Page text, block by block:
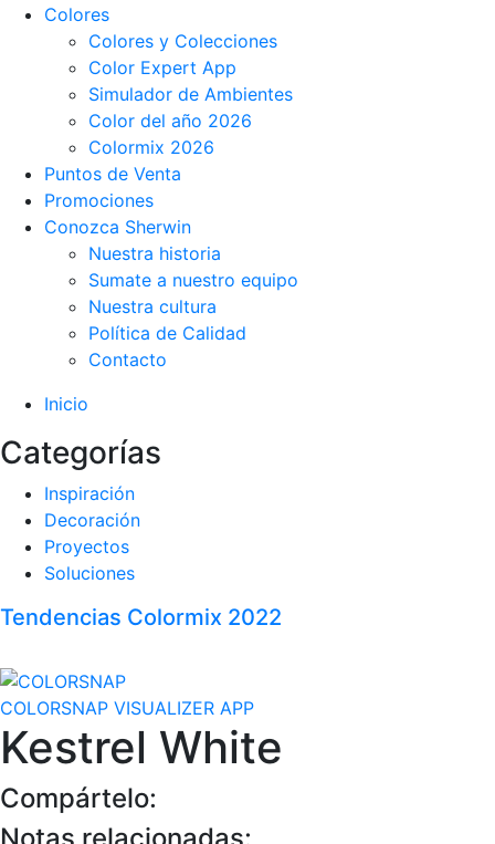
Colores
Colores y Colecciones
Color Expert App
Simulador de Ambientes
Color del año 2026
Colormix 2026
Puntos de Venta
Promociones
Conozca Sherwin
Nuestra historia
Sumate a nuestro equipo
Nuestra cultura
Política de Calidad
Contacto
Inicio
Categorías
Inspiración
Decoración
Proyectos
Soluciones
Tendencias Colormix 2022
COLORSNAP VISUALIZER APP
Kestrel White
Compártelo:
Notas relacionadas: